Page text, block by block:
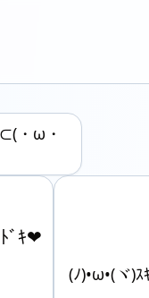
ω・
ﾞｷ❤
(ﾉ)•ω•(ヾ)ｽ